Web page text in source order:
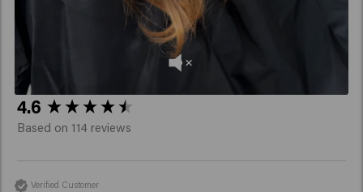
4.6
Based on 114 reviews
Verified Customer
New content loaded